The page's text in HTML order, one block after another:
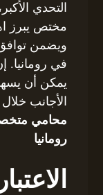
التحدي
مختص يبرز
ويضمن توافق
في رومانيا.
يمكن أن
الأجانب
محامي
رومانيا